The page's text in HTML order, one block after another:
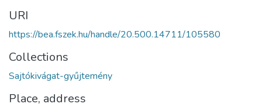
URI
https://bea.fszek.hu/handle/20.500.14711/105580
Collections
Sajtókivágat-gyűjtemény
Place, address